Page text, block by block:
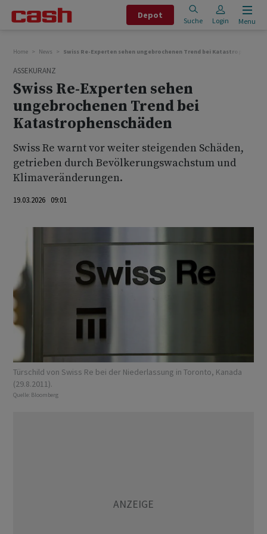
Depot
Suche Login Menu
Home News Swiss Re-Experten sehen ungebrochenen Trend bei
ASSEKURANZ
Swiss Re-Experten sehen
ungebrochenen Trend bei
Katastrophenschäden
Swiss Re warnt vor weiter steigenden Schäden,
getrieben durch Bevölkerungswachstum und
Klimaveränderungen.
19.03.2026 09:01
Türschild von Swiss Re bei der Niederlassung in Toronto, Kanada
(29.8.2011).
Quelle: Bloomberg